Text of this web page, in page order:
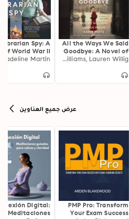
All the Ways We Said
Goodbye: A Novel of
the Ritz Paris
Karen White, Beatriz Williams, Lauren Willig
Librarian Spy: A
of World War II
Madeline Martin
عرض جميع العناوين
PMP Pro: Transform
Your Exam Success
Digital:
Meditaciones